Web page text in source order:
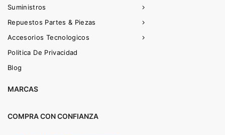
Suministros
Repuestos Partes & Piezas
Accesorios Tecnologicos
Politica De Privacidad
Blog
MARCAS
COMPRA CON CONFIANZA